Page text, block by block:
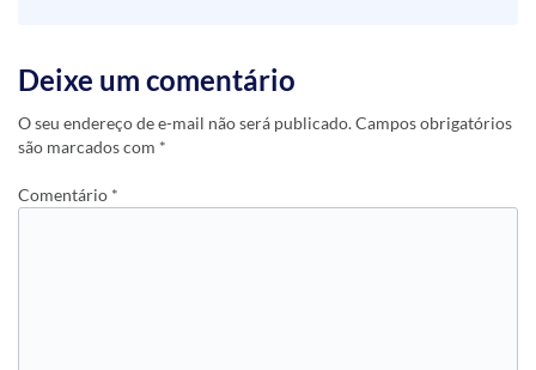
Deixe um comentário
O seu endereço de e-mail não será publicado.Campos obrigatórios
são marcados com *
Comentário *